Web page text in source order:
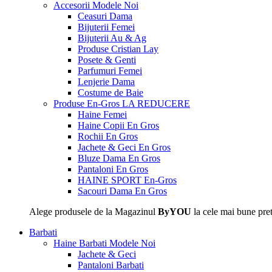
Accesorii Modele Noi
Ceasuri Dama
Bijuterii Femei
Bijuterii Au & Ag
Produse Cristian Lay
Posete & Genti
Parfumuri Femei
Lenjerie Dama
Costume de Baie
Produse En-Gros LA REDUCERE
Haine Femei
Haine Copii En Gros
Rochii En Gros
Jachete & Geci En Gros
Bluze Dama En Gros
Pantaloni En Gros
HAINE SPORT En-Gros
Sacouri Dama En Gros
Alege produsele de la Magazinul ByYOU la cele mai bune
Barbati
Haine Barbati Modele Noi
Jachete & Geci
Pantaloni Barbati